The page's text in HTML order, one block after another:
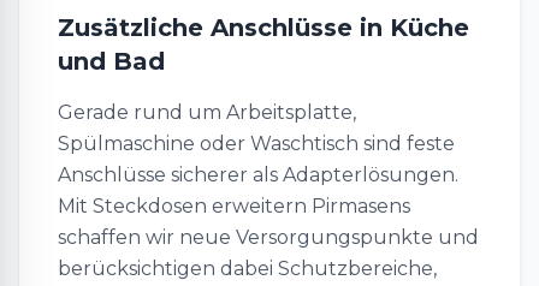
Zusätzliche Anschlüsse in Küche
und Bad
Gerade rund um Arbeitsplatte,
Spülmaschine oder Waschtisch sind feste
Anschlüsse sicherer als Adapterlösungen.
Mit Steckdosen erweitern Pirmasens
schaffen wir neue Versorgungspunkte und
berücksichtigen dabei Schutzbereiche,